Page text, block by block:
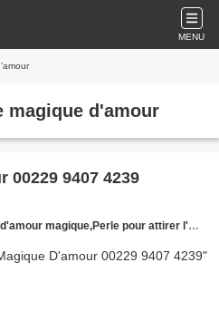
MENU
magique d'amour
00229 9407 4239
enchantée d'amour,Talisman perle d'amour,Amulette perle d'amour,